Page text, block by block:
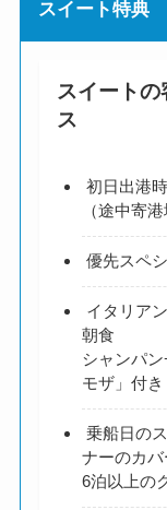
スイート特典
スイート
ス
初日出港
（途中寄
優先スペ
イタリア
朝食
シャンパ
モザ」付き
乗船日の
ナーのカバ
6泊以上の